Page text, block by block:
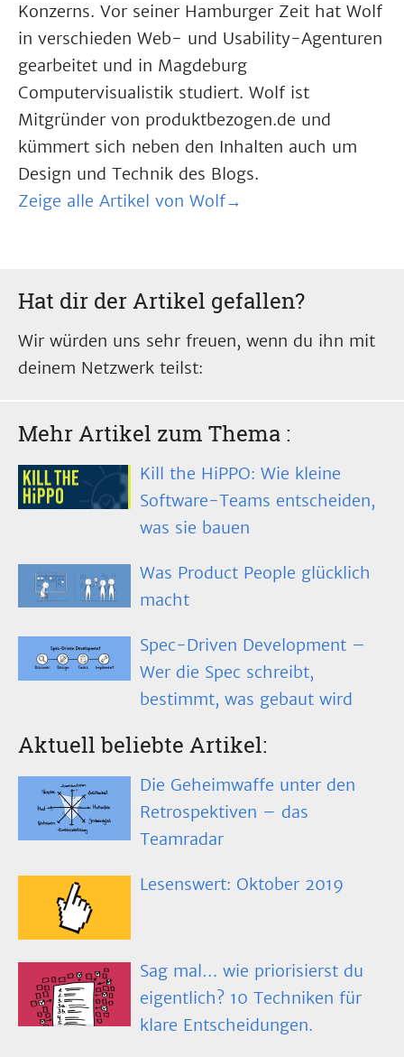
Konzerns. Vor seiner Hamburger Zeit hat Wolf
in verschieden Web- und Usability-Agenturen
gearbeitet und in Magdeburg
Computervisualistik studiert. Wolf ist
Mitgründer von produktbezogen.de und
kümmert sich neben den Inhalten auch um
Design und Technik des Blogs.
Zeige alle Artikel von Wolf→
Hat dir der Artikel gefallen?
Wir würden uns sehr freuen, wenn du ihn mit
deinem Netzwerk teilst:
Mehr Artikel zum Thema :
Kill the HiPPO: Wie kleine
Software-Teams entscheiden,
was sie bauen
Was Product People glücklich
macht
Spec-Driven Development –
Wer die Spec schreibt,
bestimmt, was gebaut wird
Aktuell beliebte Artikel:
Die Geheimwaffe unter den
Retrospektiven – das
Teamradar
Lesenswert: Oktober 2019
Sag mal… wie priorisierst du
eigentlich? 10 Techniken für
klare Entscheidungen.